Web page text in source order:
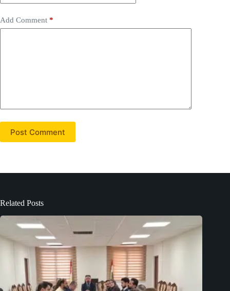
Add Comment *
Post Comment
Related Posts